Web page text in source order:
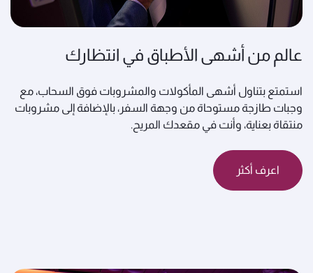
عالم من أشهى الأطباق في انتظارك
استمتع بتناول أشهى المأكولات والمشروبات فوق السحاب، مع
وجبات طازجة مستوحاة من وجهة السفر، بالإضافة إلى مشروبات
منتقاة بعناية، وأنت في مقعدك المريح.
اعرف أكثر